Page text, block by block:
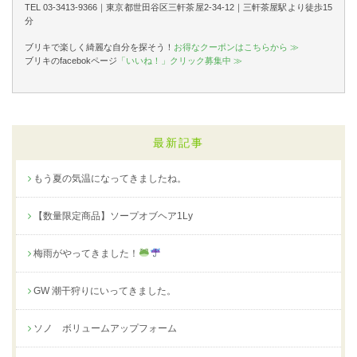
TEL 03-3413-9366｜東京都世田谷区三軒茶屋2-34-12｜三軒茶屋駅より徒歩15
分
ブリキで楽しく綺麗な自分を探そう！ お得なクーポンはこちらから ≫
ブリキのfacebokページ 「いいね！」クリック募集中 ≫
最新記事
もう夏の気温になってきましたね。
【数量限定商品】ソープオブヘア1Ly
梅雨がやってきました！
GW 潮干狩りにいってきました。
ソノ ボリュームアップフォーム